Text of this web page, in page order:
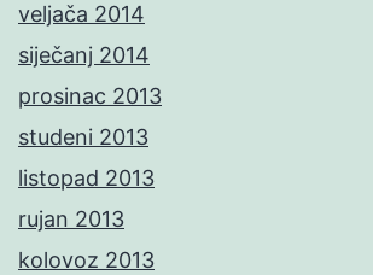
veljača 2014
siječanj 2014
prosinac 2013
studeni 2013
listopad 2013
rujan 2013
kolovoz 2013